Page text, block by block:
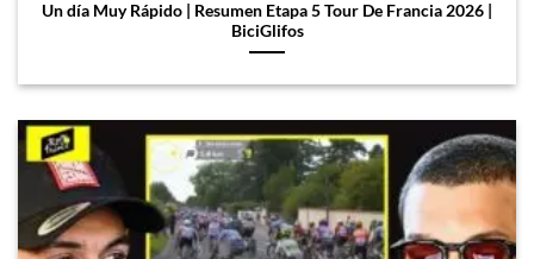
Un día Muy Rápido | Resumen Etapa 5 Tour De Francia 2026 |
BiciGlifos